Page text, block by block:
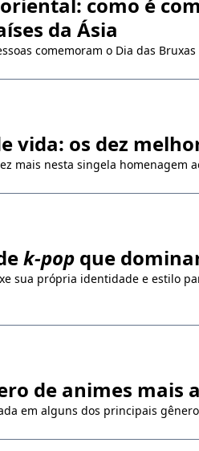
da Ásia
comemoram o Dia das
vida: os dez
mais nesta singela homenagem
k-popque
sua própria identidade e estilo
de animes mais
em alguns dos principais